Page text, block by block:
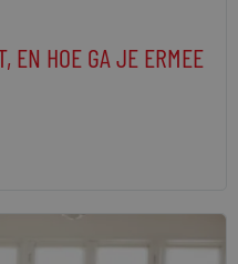
EN HOE GA JE ERMEE